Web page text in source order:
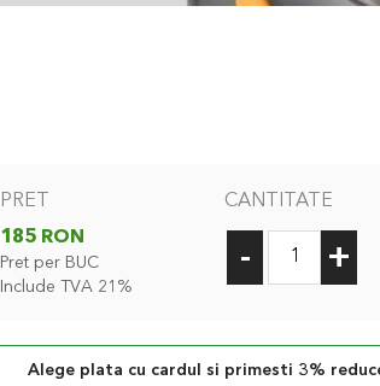
PRET
185 RON
Pret per BUC
Include TVA 21%
CANTITATE
- +
Alege plata cu cardul si primesti 3%